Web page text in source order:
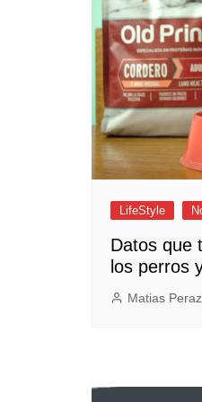
Trendy
LifeStyle
Negocios
LifeStyle
Datos que
los perros
Matias